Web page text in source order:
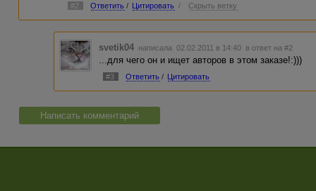
#2 Ответить / Цитировать / Скрыть ветку
svetik04 написала 02.02.2011 в 14:40 в ответ на #2
...для чего он и ищет авторов в этом заказе!:)))
#3 Ответить / Цитировать
Написать комментарий